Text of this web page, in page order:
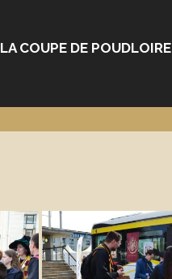
LA COUPE DE POUDLOIRE